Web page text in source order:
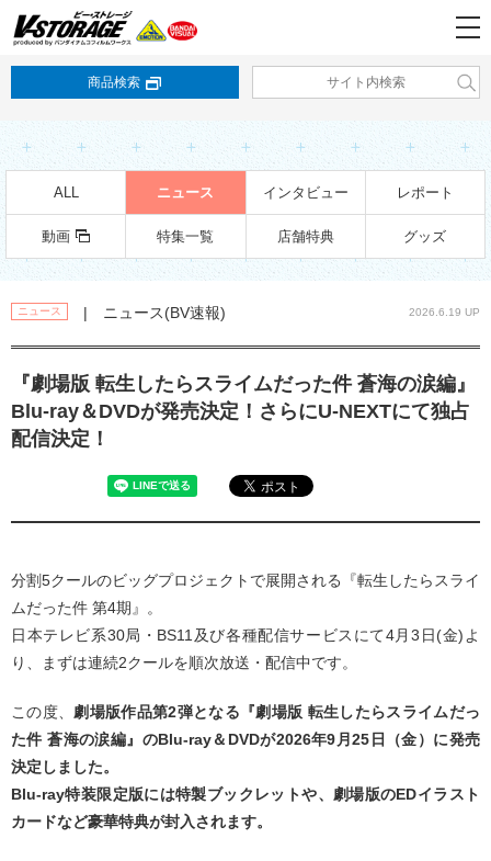
商品検索
ALL ニュース インタビュー レポート
動画 特集一覧 店舗特典 グッズ
ニュース | ニュース(BV速報) 2026.6.19 UP
『劇場版 転生したらスライムだった件 蒼海の涙編』
Blu-ray＆DVDが発売決定！さらにU-NEXTにて独占
配信決定！
分割5クールのビッグプロジェクトで展開される『転生したらスライ
ムだった件 第4期』。
日本テレビ系30局・BS11及び各種配信サービスにて4月3日(金)よ
り、まずは連続2クールを順次放送・配信中です。
この度、 劇場版作品第2弾となる『劇場版 転生したらスライムだっ
た件 蒼海の涙編』のBlu-ray＆DVDが2026年9月25日（金）に発売
決定しました。
Blu-ray特装限定版には特製ブックレットや、劇場版のEDイラスト
カードなど豪華特典が封入されます。